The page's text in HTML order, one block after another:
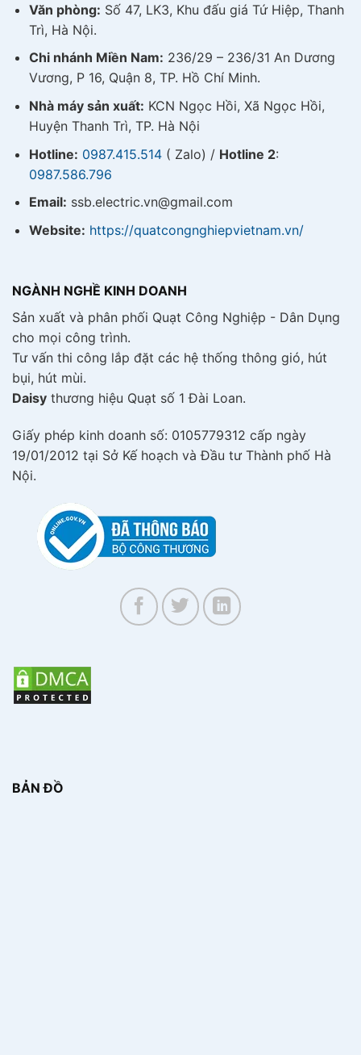
Văn phòng: Số 47, LK3, Khu đấu giá Tứ Hiệp, Thanh
Trì, Hà Nội.
Chi nhánh Miền Nam: 236/29 – 236/31 An Dương
Vương, P 16, Quận 8, TP. Hồ Chí Minh.
Nhà máy sản xuất: KCN Ngọc Hồi, Xã Ngọc Hồi,
Huyện Thanh Trì, TP. Hà Nội
Hotline: 0987.415.514( Zalo) / Hotline 2:
0987.586.796
Email: ssb.electric.vn@gmail.com
Website: https://quatcongnghiepvietnam.vn/
NGÀNH NGHỀ KINH DOANH
Sản xuất và phân phối Quạt Công Nghiệp - Dân Dụng
cho mọi công trình.
Tư vấn thi công lắp đặt các hệ thống thông gió, hút
bụi, hút mùi.
Daisy thương hiệu Quạt số 1 Đài Loan.
Giấy phép kinh doanh số: 0105779312 cấp ngày
19/01/2012 tại Sở Kế hoạch và Đầu tư Thành phố Hà
Nội.
BẢN ĐỒ